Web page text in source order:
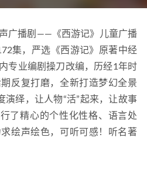
广播剧——《西游记》儿童广播
集，严选《西游记》原著中经
专业编剧操刀改编，历经1年时
反复打磨，全新打造梦幻全景
演绎，让人物“活”起来，让故事
了精心的个性化性格、语言处
绘声绘色，可听可感！听名著
料包泡泡教育》百度网盘下载
好玩的海底报告，知识学习更有趣
册字帖 PDF格式可打印 百度网盘
第二季》(完结) 百度网盘下载